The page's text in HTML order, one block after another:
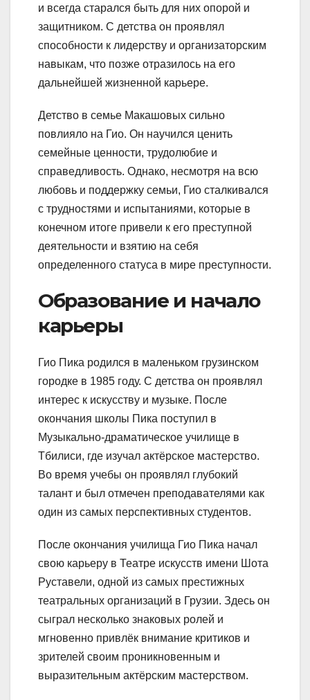
и всегда старался быть для них опорой и
защитником. С детства он проявлял
способности к лидерству и организаторским
навыкам, что позже отразилось на его
дальнейшей жизненной карьере.
Детство в семье Макашовых сильно
повлияло на Гио. Он научился ценить
семейные ценности, трудолюбие и
справедливость. Однако, несмотря на всю
любовь и поддержку семьи, Гио сталкивался
с трудностями и испытаниями, которые в
конечном итоге привели к его преступной
деятельности и взятию на себя
определенного статуса в мире преступности.
Образование и начало
карьеры
Гио Пика родился в маленьком грузинском
городке в 1985 году. С детства он проявлял
интерес к искусству и музыке. После
окончания школы Пика поступил в
Музыкально-драматическое училище в
Тбилиси, где изучал актёрское мастерство.
Во время учебы он проявлял глубокий
талант и был отмечен преподавателями как
один из самых перспективных студентов.
После окончания училища Гио Пика начал
свою карьеру в Театре искусств имени Шота
Руставели, одной из самых престижных
театральных организаций в Грузии. Здесь он
сыграл несколько знаковых ролей и
мгновенно привлёк внимание критиков и
зрителей своим проникновенным и
выразительным актёрским мастерством.